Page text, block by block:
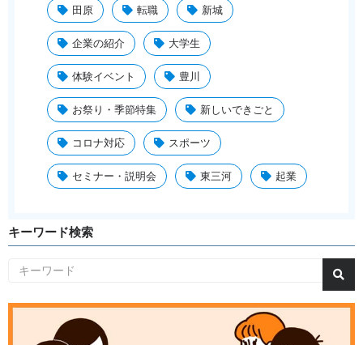
田原 転職 新城
企業の紹介 大学生
体験イベント 豊川
お祭り・季節特集 新しいできごと
コロナ対応 スポーツ
セミナー・説明会 東三河 起業
キーワード検索